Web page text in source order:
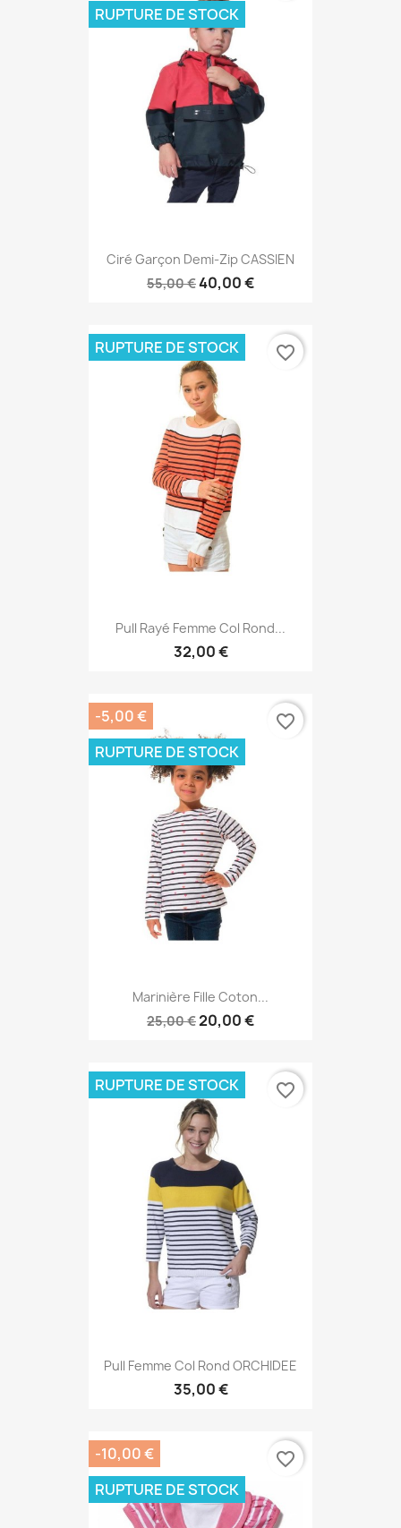
Ciré Garçon Demi-Zip CASSIEN
55,00 €40,00 €
RUPTURE DE STOCK
Pull Rayé Femme Col Rond...
32,00 €
RUPTURE DE STOCK favorite_border
Marinière Fille Coton...
25,00 €20,00 €
-5,00 €
RUPTURE DE STOCK
favorite_border
Pull Femme Col Rond ORCHIDEE
35,00 €
RUPTURE DE STOCK favorite_border
-10,00 €
RUPTURE DE STOCK
favorite_border